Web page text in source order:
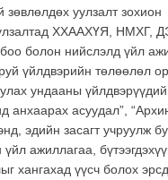
зөвлөлдөх уулзалт зохион
ХХААХҮЯ, НМХГ,
болон нийслэлд үйл
үйлдвэрийн төлөөлөл
ундааны
анхаарах асуудал”,
эдийн засагт учруулж
ажиллагаа,
хангахад үүсч болох